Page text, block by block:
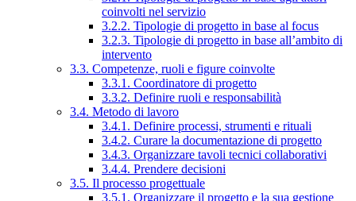
coinvolti nel servizio
3.2.2. Tipologie di progetto in base al focus
3.2.3. Tipologie di progetto in base all’ambito di
intervento
3.3. Competenze, ruoli e figure coinvolte
3.3.1. Coordinatore di progetto
3.3.2. Definire ruoli e responsabilità
3.4. Metodo di lavoro
3.4.1. Definire processi, strumenti e rituali
3.4.2. Curare la documentazione di progetto
3.4.3. Organizzare tavoli tecnici collaborativi
3.4.4. Prendere decisioni
3.5. Il processo progettuale
3.5.1. Organizzare il progetto e la sua gestione